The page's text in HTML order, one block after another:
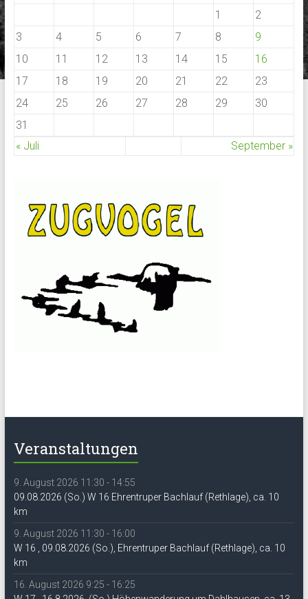
1
2
3
4 5 6 7 8
9
10
11 12 13 14 15
16
17
18 19 20 21 22
23
24
25 26 27 28 29
30
31
« Juli
September »
Veranstaltungen
9. August 2026 11:30 - 14:55
09.08.2026 (So.) W 16 Ehrentruper Bachlauf (Rethlage), ca. 10
km
9. August 2026 11:30 - 16:00
W 16 , 09.08.2026 (So.), Ehrentruper Bachlauf (Rethlage), ca. 10
km
16. August 2026 9:25 - 16:25